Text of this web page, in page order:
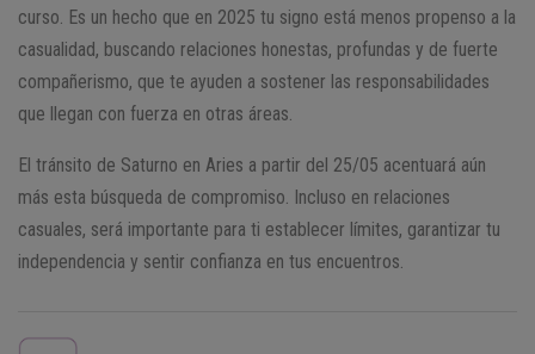
curso. Es un hecho que en 2025 tu signo está menos propenso a la
casualidad, buscando relaciones honestas, profundas y de fuerte
compañerismo, que te ayuden a sostener las responsabilidades
que llegan con fuerza en otras áreas.
El tránsito de Saturno en Aries a partir del 25/05 acentuará aún
más esta búsqueda de compromiso. Incluso en relaciones
casuales, será importante para ti establecer límites, garantizar tu
independencia y sentir confianza en tus encuentros.